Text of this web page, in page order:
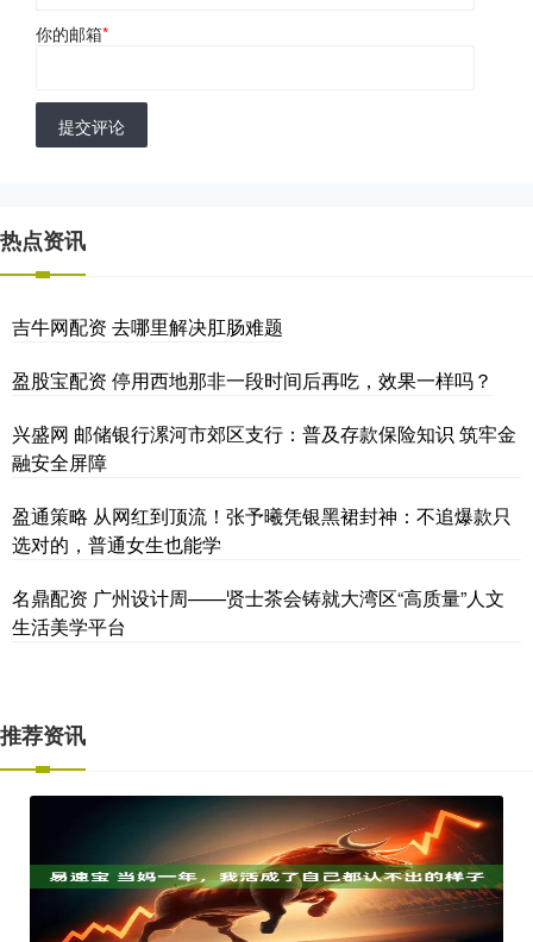
你的邮箱*
提交评论
热点资讯
吉牛网配资 去哪里解决肛肠难题
盈股宝配资 停用西地那非一段时间后再吃，效果一样吗？
兴盛网 邮储银行漯河市郊区支行：普及存款保险知识 筑牢金
融安全屏障
盈通策略 从网红到顶流！张予曦凭银黑裙封神：不追爆款只
选对的，普通女生也能学
名鼎配资 广州设计周——贤士茶会铸就大湾区“高质量”人文
生活美学平台
推荐资讯